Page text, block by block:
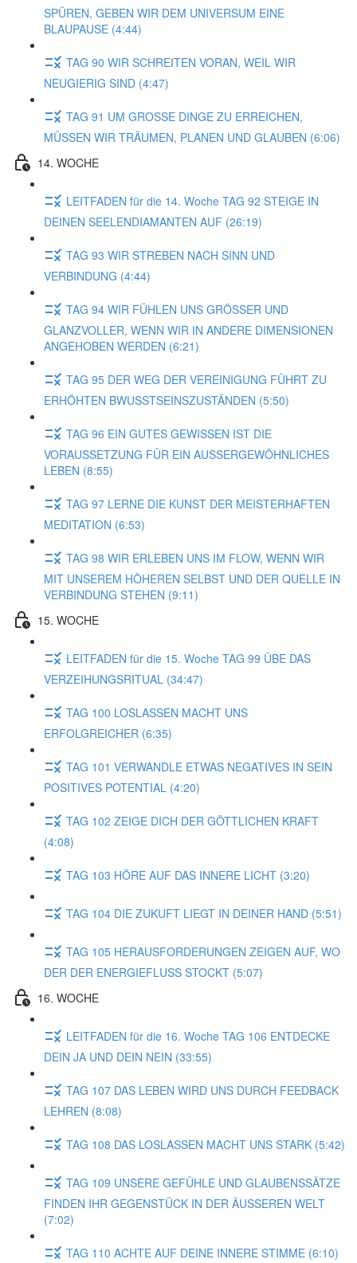
SPÜREN, GEBEN WIR DEM UNIVERSUM EINE
BLAUPAUSE (4:44)
TAG 90 WIR SCHREITEN VORAN, WEIL WIR
NEUGIERIG SIND (4:47)
TAG 91 UM GROSSE DINGE ZU ERREICHEN,
MÜSSEN WIR TRÄUMEN, PLANEN UND GLAUBEN (6:06)
14. WOCHE
LEITFADEN für die 14. Woche TAG 92 STEIGE IN
DEINEN SEELENDIAMANTEN AUF (26:19)
TAG 93 WIR STREBEN NACH SINN UND
VERBINDUNG (4:44)
TAG 94 WIR FÜHLEN UNS GRÖSSER UND
GLANZVOLLER, WENN WIR IN ANDERE DIMENSIONEN
ANGEHOBEN WERDEN (6:21)
TAG 95 DER WEG DER VEREINIGUNG FÜHRT ZU
ERHÖHTEN BWUSSTSEINSZUSTÄNDEN (5:50)
TAG 96 EIN GUTES GEWISSEN IST DIE
VORAUSSETZUNG FÜR EIN AUSSERGEWÖHNLICHES
LEBEN (8:55)
TAG 97 LERNE DIE KUNST DER MEISTERHAFTEN
MEDITATION (6:53)
TAG 98 WIR ERLEBEN UNS IM FLOW, WENN WIR
MIT UNSEREM HÖHEREN SELBST UND DER QUELLE IN
VERBINDUNG STEHEN (9:11)
15. WOCHE
LEITFADEN für die 15. Woche TAG 99 ÜBE DAS
VERZEIHUNGSRITUAL (34:47)
TAG 100 LOSLASSEN MACHT UNS
ERFOLGREICHER (6:35)
TAG 101 VERWANDLE ETWAS NEGATIVES IN SEIN
POSITIVES POTENTIAL (4:20)
TAG 102 ZEIGE DICH DER GÖTTLICHEN KRAFT
(4:08)
TAG 103 HÖRE AUF DAS INNERE LICHT (3:20)
TAG 104 DIE ZUKUFT LIEGT IN DEINER HAND (5:51)
TAG 105 HERAUSFORDERUNGEN ZEIGEN AUF, WO
DER DER ENERGIEFLUSS STOCKT (5:07)
16. WOCHE
LEITFADEN für die 16. Woche TAG 106 ENTDECKE
DEIN JA UND DEIN NEIN (33:55)
TAG 107 DAS LEBEN WIRD UNS DURCH FEEDBACK
LEHREN (8:08)
TAG 108 DAS LOSLASSEN MACHT UNS STARK (5:42)
TAG 109 UNSERE GEFÜHLE UND GLAUBENSSÄTZE
FINDEN IHR GEGENSTÜCK IN DER ÄUSSEREN WELT
(7:02)
TAG 110 ACHTE AUF DEINE INNERE STIMME (6:10)